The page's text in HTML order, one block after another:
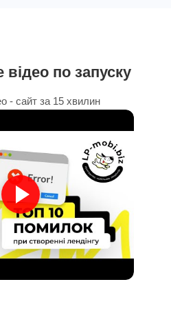
відео по запуску
- сайт за 15 хвилин